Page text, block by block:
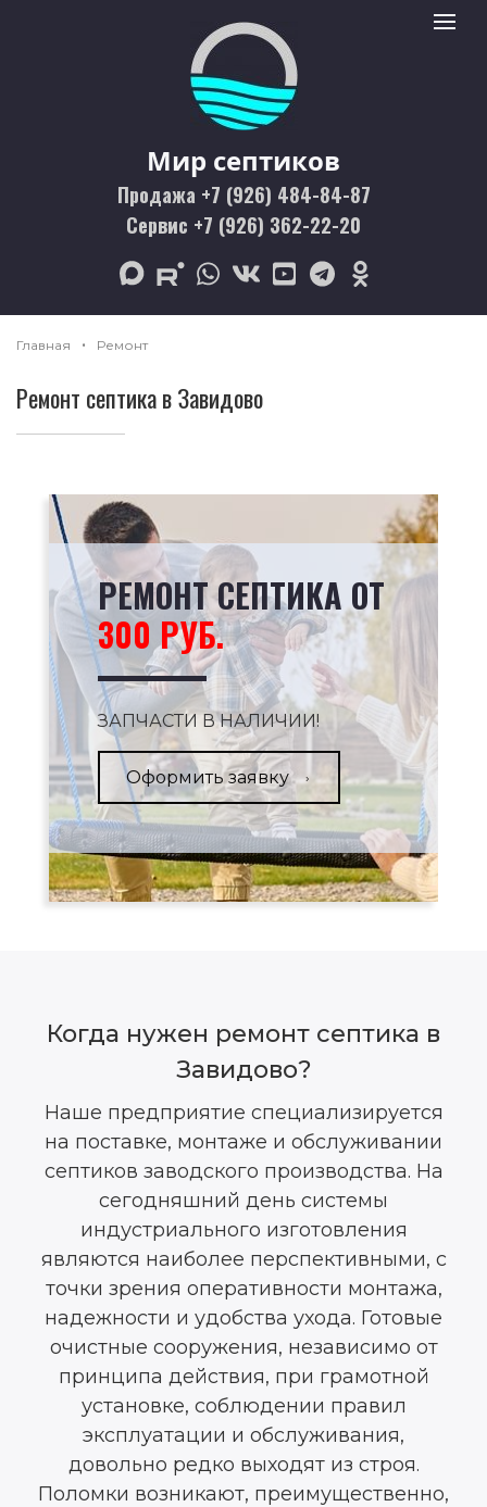
Мир септиков logo
Мир септиков
Продажа +7 (926) 484-84-87
Сервис +7 (926) 362-22-20
max rutubewhatsapp
vk youtubetelegramodnoklassniki
Toggle
Главная Ремонт
Ремонт септика в Завидово
РЕМОНТ СЕПТИКА ОТ
300 РУБ.
ЗАПЧАСТИ В НАЛИЧИИ!
Оформить заявку
Когда нужен ремонт септика в
Завидово?
Наше предприятие специализируется
на поставке, монтаже и обслуживании
септиков заводского производства. На
сегодняшний день системы
индустриального изготовления
являются наиболее перспективными, с
точки зрения оперативности монтажа,
надежности и удобства ухода. Готовые
очистные сооружения, независимо от
принципа действия, при грамотной
установке, соблюдении правил
эксплуатации и обслуживания,
довольно редко выходят из строя.
Поломки возникают, преимущественно,